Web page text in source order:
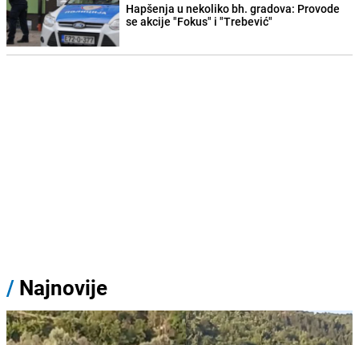
Hapšenja u nekoliko bh. gradova: Provode
se akcije "Fokus" i "Trebević"
/ Najnovije